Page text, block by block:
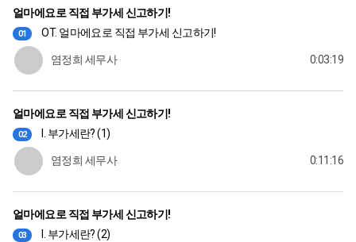
얼마에요로 직접 부가세 신고하기!
01 OT. 얼마에요로 직접 부가세 신고하기!
염정희 세무사 0:03:19
얼마에요로 직접 부가세 신고하기!
02 I. 부가세란? (1)
염정희 세무사 0:11:16
얼마에요로 직접 부가세 신고하기!
03 I. 부가세란? (2)